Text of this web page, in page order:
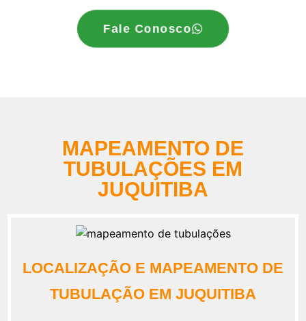
Fale Conosco
MAPEAMENTO DE
TUBULAÇÕES EM
JUQUITIBA
LOCALIZAÇÃO E MAPEAMENTO DE
TUBULAÇÃO EM JUQUITIBA